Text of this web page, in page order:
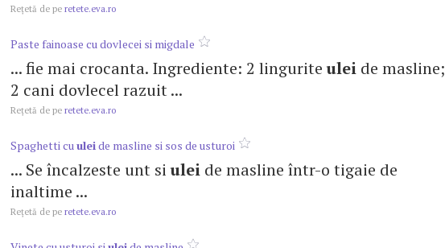
Reţetă de pe retete.eva.ro
Paste fainoase cu dovlecei si migdale
... fie mai crocanta. Ingrediente: 2 linguriteulei de masline;
2 cani dovlecel razuit ...
Reţetă de pe retete.eva.ro
Spaghetti cuuleide masline si sos de usturoi
... Se încalzeste unt siulei de masline într-o tigaie de
inaltime ...
Reţetă de pe retete.eva.ro